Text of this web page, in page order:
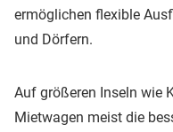
ermöglichen flexible
und Dörfern.
Auf größeren Inseln wie
Mietwagen meist die